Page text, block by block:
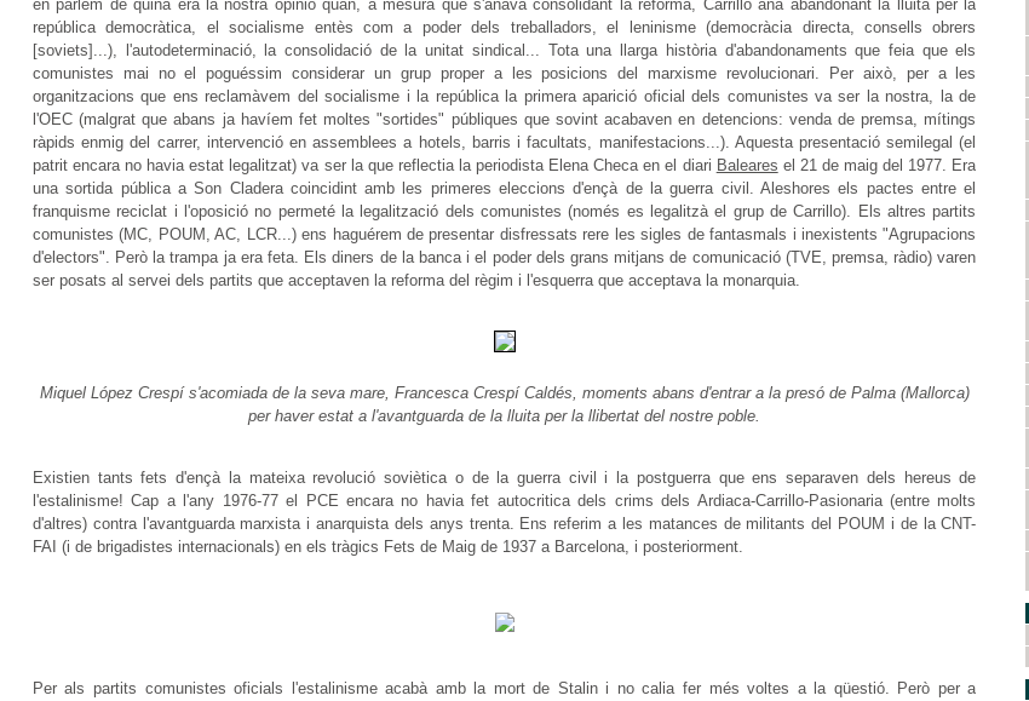
en parlem de quina era la nostra opinió quan, a mesura que s'anava consolidant la reforma, Carrillo anà abandonant la lluita per la
república democràtica, el socialisme entès com a poder dels treballadors, el leninisme (democràcia directa, consells obrers
[soviets]...), l'autodeterminació, la consolidació de la unitat sindical... Tota una llarga història d'abandonaments que feia que els
comunistes mai no el poguéssim considerar un grup proper a les posicions del marxisme revolucionari. Per això, per a les
organitzacions que ens reclamàvem del socialisme i la república la primera aparició oficial dels comunistes va ser la nostra, la de
l'OEC (malgrat que abans ja havíem fet moltes "sortides" públiques que sovint acabaven en detencions: venda de premsa, mítings
ràpids enmig del carrer, intervenció en assemblees a hotels, barris i facultats, manifestacions...). Aquesta presentació semilegal (el
patrit encara no havia estat legalitzat) va ser la que reflectia la periodista Elena Checa en el diari Baleares el 21 de maig del 1977. Era
una sortida pública a Son Cladera coincidint amb les primeres eleccions d'ençà de la guerra civil. Aleshores els pactes entre el
franquisme reciclat i l'oposició no permeté la legalització dels comunistes (només es legalitzà el grup de Carrillo). Els altres partits
comunistes (MC, POUM, AC, LCR...) ens haguérem de presentar disfressats rere les sigles de fantasmals i inexistents "Agrupacions
d'electors". Però la trampa ja era feta. Els diners de la banca i el poder dels grans mitjans de comunicació (TVE, premsa, ràdio) varen
ser posats al servei dels partits que acceptaven la reforma del règim i l'esquerra que acceptava la monarquia.
Miquel López Crespí s'acomiada de la seva mare, Francesca Crespí Caldés, moments abans d'entrar a la presó de Palma (Mallorca)
per haver estat a l'avantguarda de la lluita per la llibertat del nostre poble.
Existien tants fets d'ençà la mateixa revolució soviètica o de la guerra civil i la postguerra que ens separaven dels hereus de
l'estalinisme! Cap a l'any 1976-77 el PCE encara no havia fet autocritica dels crims dels Ardiaca-Carrillo-Pasionaria (entre molts
d'altres) contra l'avantguarda marxista i anarquista dels anys trenta. Ens referim a les matances de militants del POUM i de la CNT-
FAI (i de brigadistes internacionals) en els tràgics Fets de Maig de 1937 a Barcelona, i posteriorment.
Per als partits comunistes oficials l'estalinisme acabà amb la mort de Stalin i no calia fer més voltes a la qüestió. Però per a